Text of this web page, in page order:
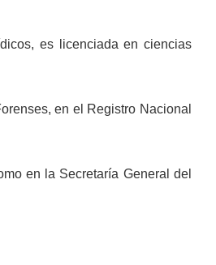
es licenciada en ciencias
en el Registro Nacional
en la Secretaría General del